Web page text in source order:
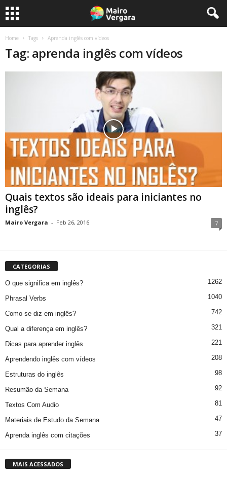
Home Tags Aprenda inglês com vídeos
Tag: aprenda inglês com vídeos
Quais textos são ideais para iniciantes no
inglês?
Mairo Vergara - Feb 26, 2016 7
CATEGORIAS
O que significa em inglês? 1262
Phrasal Verbs 1040
Como se diz em inglês? 742
Qual a diferença em inglês? 321
Dicas para aprender inglês 221
Aprendendo inglês com vídeos 208
Estruturas do inglês 98
Resumão da Semana 92
Textos Com Audio 81
Materiais de Estudo da Semana 47
Aprenda inglês com citações 37
MAIS ACESSADOS